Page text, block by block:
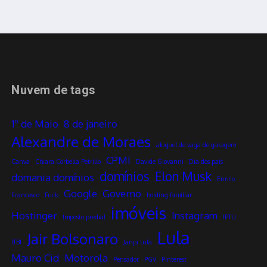
Nuvem de tags
1º de Maio 8 de janeiro
Alexandre de Moraes
aluguel de vaga de garagem
Canva
Chiara Corbella Petrillo CPMI Davide Giovanni Dia dos pais
domania domínios domínios Elon Musk
Enrico
Francesco
Fuck Google Governo holding familiar
Hostinger Imposto predial imóveis Instagram IPTU
ITBI Jair Bolsonaro Janja Lula Lula
Mauro Cid Motorola Pensador PGV Pinterest